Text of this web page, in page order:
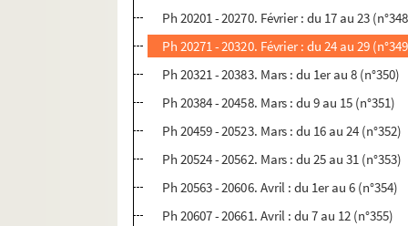
Ph 20201 - 20270. Février : du 17 au 23
Ph 20271 - 20320. Février : du 24 au 29
Ph 20321 - 20383. Mars : du 1er au 8 (n°350)
Ph 20384 - 20458. Mars : du 9 au 15 (n°351)
Ph 20459 - 20523. Mars : du 16 au 24 (n°352)
Ph 20524 - 20562. Mars : du 25 au 31 (n°353)
Ph 20563 - 20606. Avril : du 1er au 6 (n°354)
Ph 20607 - 20661. Avril : du 7 au 12 (n°355)